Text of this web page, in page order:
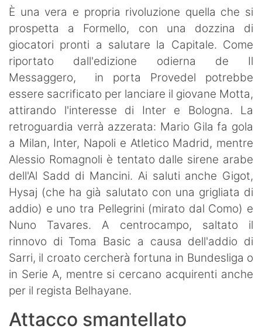
È una vera e propria rivoluzione quella che si
prospetta a Formello, con una dozzina di
giocatori pronti a salutare la Capitale. Come
riportato dall'edizione odierna de Il
Messaggero, in porta Provedel potrebbe
essere sacrificato per lanciare il giovane Motta,
attirando l'interesse di Inter e Bologna. La
retroguardia verrà azzerata: Mario Gila fa gola
a Milan, Inter, Napoli e Atletico Madrid, mentre
Alessio Romagnoli è tentato dalle sirene arabe
dell'Al Sadd di Mancini. Ai saluti anche Gigot,
Hysaj (che ha già salutato con una grigliata di
addio) e uno tra Pellegrini (mirato dal Como) e
Nuno Tavares. A centrocampo, saltato il
rinnovo di Toma Basic a causa dell'addio di
Sarri, il croato cercherà fortuna in Bundesliga o
in Serie A, mentre si cercano acquirenti anche
per il regista Belhayane.
Attacco smantellato